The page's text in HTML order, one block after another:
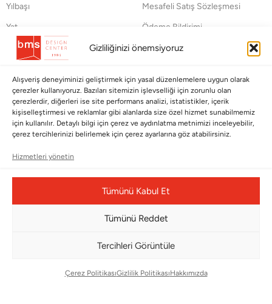
Gizliliğinizi önemsiyoruz
Alışveriş deneyiminizi geliştirmek için yasal düzenlemelere uygun olarak
çerezler kullanıyoruz. Bazıları sitemizin işlevselliği için zorunlu olan
çerezlerdir, diğerleri ise site performans analizi, istatistikler, içerik
kişiselleştirmesi ve reklamlar gibi alanlarda size özel hizmet sunabilmemiz
için kullanılır. Detaylı bilgi için çerez ve aydınlatma metnimizi inceleyebilir,
çerez tercihlerinizi belirlemek için çerez ayarlarına göz atabilirsiniz.
Hizmetleri yönetin
Tümünü Kabul Et
Tümünü Reddet
Tercihleri Görüntüle
Çerez PolitikasıGizlilik PolitikasıHakkımızda
Yılbaşı
Yat
Mesafeli Satış Sözleşmesi
Ödeme Bildirimi
Hata Bildirim Formu
BÜLTENİMİZE ABONE OLUN
Kayıt olun ve fırsatlardan ilk siz yararlanın!
Bültenimize Abone Olun